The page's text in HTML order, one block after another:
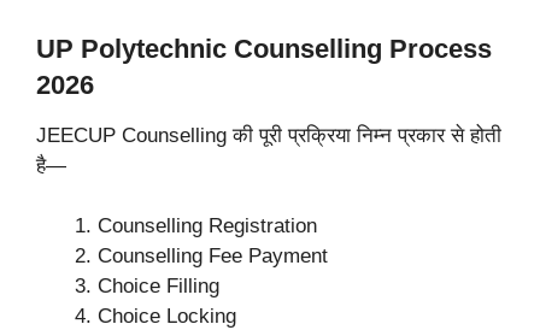
UP Polytechnic Counselling Process
2026
JEECUP Counselling की पूरी प्रक्रिया निम्न प्रकार से होती
है—
Counselling Registration
Counselling Fee Payment
Choice Filling
Choice Locking